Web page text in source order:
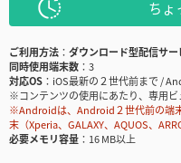
ちょ
ご利用方法
ダウンロード型配信サー
同時使用端末数
3
対応OS
iOS最新の２世代前まで /
※コンテンツの使用にあたり、専用
※Androidは、Android２世代前の端
末（Xperia、GALAXY、AQUOS、
必要メモリ容量
16 MB以上